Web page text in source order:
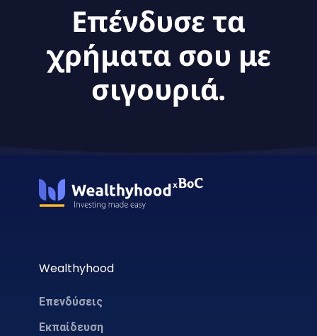
Επένδυσε τα
χρήματα σου με
σιγουριά.
Wealthyhood
Επενδύσεις
Εκπαίδευση